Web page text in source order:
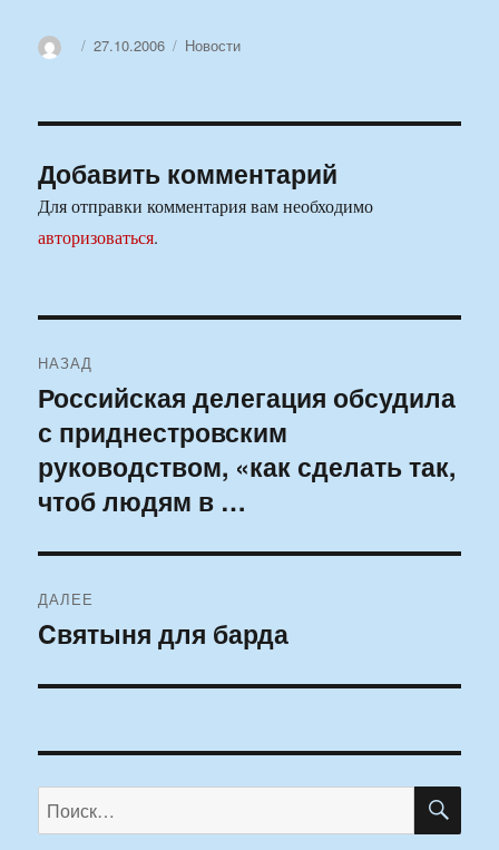
АвторОпубликовано
27.10.2006 Рубрики
Новости
Добавить комментарий
Для отправки комментария вам необходимо
авторизоваться.
по
записям
НАЗАД
Предыдущая
запись:
Российская делегация обсудила
с приднестровским
руководством, «как сделать так,
чтоб людям в …
ДАЛЕЕ
Следующая
Cвятыня для барда
Искать: